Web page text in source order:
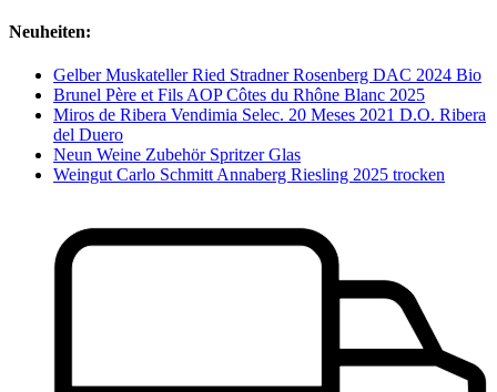
Neuheiten:
Gelber Muskateller Ried Stradner Rosenberg DAC 2024 Bio
Brunel Père et Fils AOP Côtes du Rhône Blanc 2025
Miros de Ribera Vendimia Selec. 20 Meses 2021 D.O. Ribera
del Duero
Neun Weine Zubehör Spritzer Glas
Weingut Carlo Schmitt Annaberg Riesling 2025 trocken